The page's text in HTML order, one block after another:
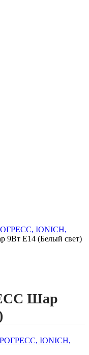
IONICH,
Е14 (Белый свет)
Шар
IONICH,